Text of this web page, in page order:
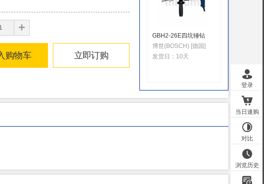
+
购物车 立即订购
GBH2-26E四坑锤钻
博世(BOSCH) [德国]
发货日： 10天